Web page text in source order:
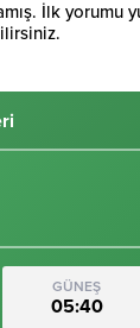
İlk yorumu
GÜNEŞ
05:40